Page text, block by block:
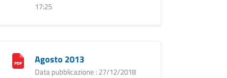
17:25
Agosto 2013
Data pubblicazione : 27/12/2018